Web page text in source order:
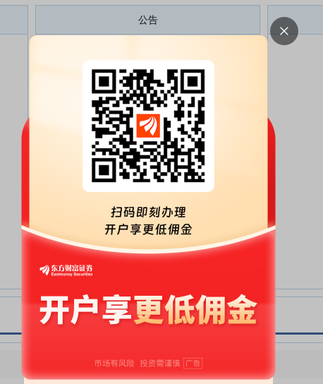
公告
资基金存续期延长的公告
002962五方光电投资者关系管理
信息20260710
五方光电:关于参加湖北辖区上市
公司2026年投资者集体接待日活
动暨2025年度业绩说明会的公告
五方光电:股票交易异常波动公告
五方光电:股票交易异常波动公告
五方光电:2025年年度权益分派实
施公告
五方光电:北京德恒(深圳)律师事务
五方光电:2025年度股东会决议公
告
05-20
五方光电:关于召开2025年度股东
04-29
今日用户关注度有所下降，参与意愿有所增强